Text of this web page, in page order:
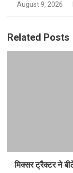
August 9, 2026
Related Posts
मिक्सर ट्रैक्टर ने